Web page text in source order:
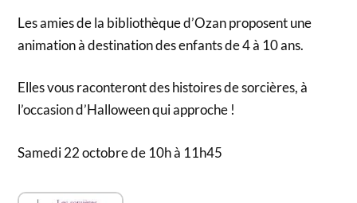
Les amies de la bibliothèque d’Ozan proposent une
animation à destination des enfants de 4 à 10 ans.
Elles vous raconteront des histoires de sorcières, à
l’occasion d’Halloween qui approche !
Samedi 22 octobre de 10h à 11h45